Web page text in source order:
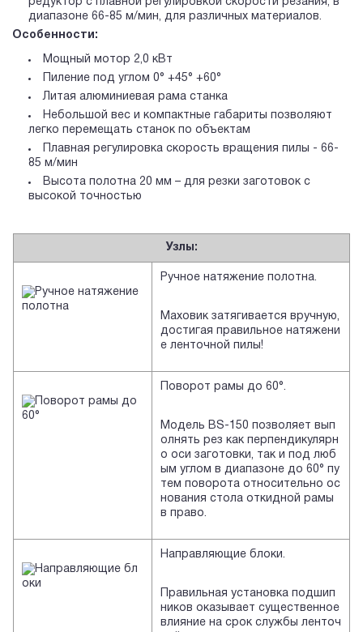
редуктор с плавной регулировкой скорости резания, в
диапазоне 66-85 м/мин, для различных материалов.
Особенности:
Мощный мотор 2,0 кВт
Пиление под углом 0° +45° +60°
Литая алюминиевая рама станка
Небольшой вес и компактные габариты позволяют
легко перемещать станок по объектам
Плавная регулировка скорость вращения пилы - 66-
85 м/мин
Высота полотна 20 мм – для резки заготовок с
высокой точностью
Узлы:
Ручное натяжение полотна.
Маховик затягивается вручную,
достигая правильное натяжени
е ленточной пилы!
Поворот рамы до 60°.
Модель BS-150 позволяет вып
олнять рез как перпендикулярн
о оси заготовки, так и под люб
ым углом в диапазоне до 60° пу
тем поворота относительно ос
нования стола откидной рамы
в право.
Направляющие блоки.
Правильная установка подшип
ников оказывает существенное
влияние на срок службы ленточ